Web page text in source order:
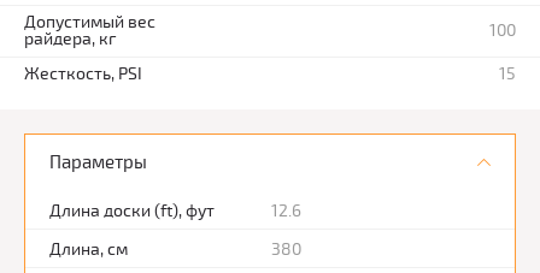
Допустимый вес
райдера, кг
100
Жесткость, PSI 15
Параметры
Длина доски (ft), фут
12.6
Длина, см
380